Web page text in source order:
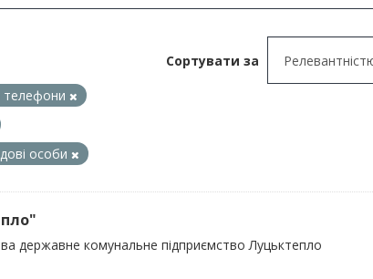
Сортувати за
телефони
особи
державне комунальне підприємство Луцьктепло